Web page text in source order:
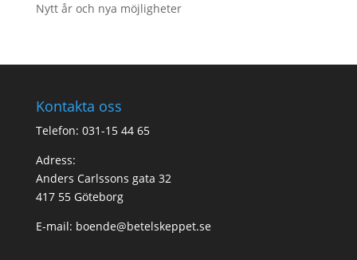
Nytt år och nya möjligheter
Kontakta oss
Telefon: 031-15 44 65
Adress:
Anders Carlssons gata 32
417 55 Göteborg
E-mail: boende@betelskeppet.se